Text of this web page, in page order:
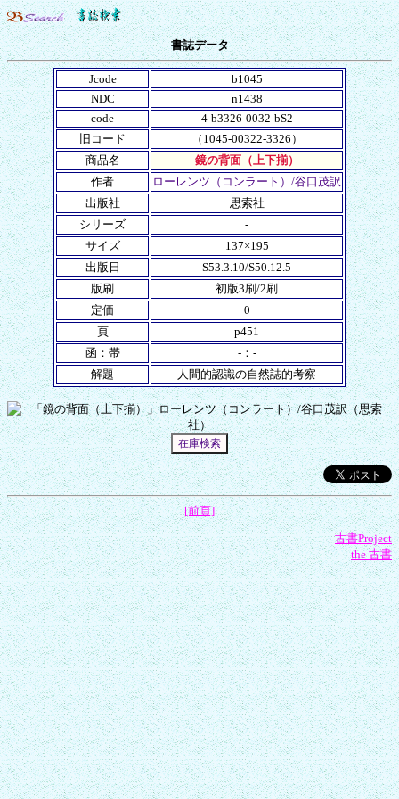
書誌データ
Jcode
b1045
NDC
n1438
code
4-b3326-0032-bS2
旧コード
（1045-00322-3326）
商品名
鏡の背面（上下揃）
作者
ローレンツ（コンラート）/谷口茂訳
出版社
思索社
シリーズ
-
サイズ
137×195
出版日
S53.3.10/S50.12.5
版刷
初版3刷/2刷
定価
0
頁
p451
函：帯
-：-
解題
人間的認識の自然誌的考察
[前頁]
古書Project
the 古書